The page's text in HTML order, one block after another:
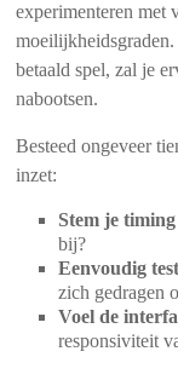
experimenteren met
betaald spel, zal je
nabootsen.
Besteed ongeveer
inzet:
Stem je
bij?
Eenvoudig
zich gedragen
Voel de
responsiviteit